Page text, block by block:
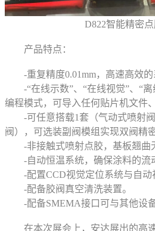
D822智能精密
产品特点：
-重复精度0.01mm，高速高效的
-“在线示数”、“在线视觉”、“离
编程模式，可导入任何贴片机文件
-可任意搭载1套（气动式喷射阀
阀），可选装副阀模组实现双阀精
-非接触式喷射点胶，基板翘曲
-自动恒温系统，确保涂料的流
-配置CCD视觉定位系统与自动
-配备胶阀真空清洗装置。
-配备SMEMA接口可与其他设备
在本次展会上，安达展出的高